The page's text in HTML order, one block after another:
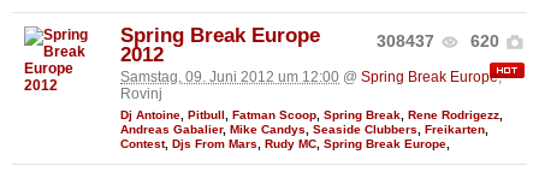
308437 620
Spring Break Europe
2012
Samstag, 09. Juni 2012 um 12:00 @ Spring Break Europe,
Rovinj
Dj Antoine, Pitbull, Fatman Scoop, Spring Break, Rene Rodrigezz,
Andreas Gabalier, Mike Candys, Seaside Clubbers, Freikarten,
Contest, Djs From Mars, Rudy MC, Spring Break Europe,